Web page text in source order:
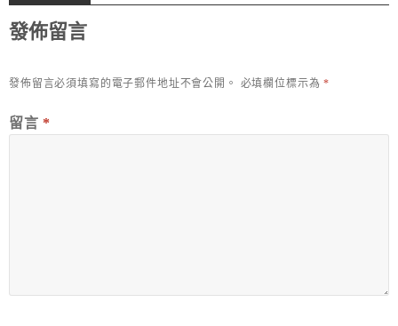
發佈留言
發佈留言必須填寫的電子郵件地址不會公開。 必填欄位標示為*
留言 *